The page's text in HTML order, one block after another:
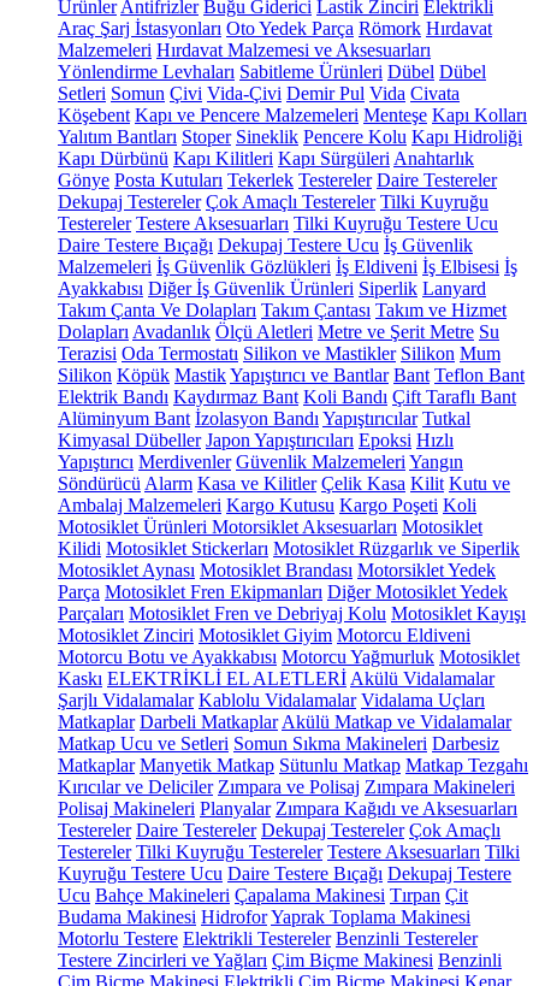
Ürünler Antifrizler Buğu Giderici Lastik Zinciri Elektrikli
Araç Şarj İstasyonları Oto Yedek Parça Römork Hırdavat
Malzemeleri Hırdavat Malzemesi ve Aksesuarları
Yönlendirme Levhaları Sabitleme Ürünleri Dübel Dübel
Setleri Somun Çivi Vida-Çivi Demir Pul Vida Civata
Köşebent Kapı ve Pencere Malzemeleri Menteşe Kapı Kolları
Yalıtım Bantları Stoper Sineklik Pencere Kolu Kapı Hidroliği
Kapı Dürbünü Kapı Kilitleri Kapı Sürgüleri Anahtarlık
Gönye Posta Kutuları Tekerlek Testereler Daire Testereler
Dekupaj Testereler Çok Amaçlı Testereler Tilki Kuyruğu
Testereler Testere Aksesuarları Tilki Kuyruğu Testere Ucu
Daire Testere Bıçağı Dekupaj Testere Ucu İş Güvenlik
Malzemeleri İş Güvenlik Gözlükleri İş Eldiveni İş Elbisesi İş
Ayakkabısı Diğer İş Güvenlik Ürünleri Siperlik Lanyard
Takım Çanta Ve Dolapları Takım Çantası Takım ve Hizmet
Dolapları Avadanlık Ölçü Aletleri Metre ve Şerit Metre Su
Terazisi Oda Termostatı Silikon ve Mastikler Silikon Mum
Silikon Köpük MastikYapıştırıcı ve Bantlar Bant Teflon Bant
Elektrik Bandı Kaydırmaz Bant Koli Bandı Çift Taraflı Bant
Alüminyum Bant İzolasyon Bandı Yapıştırıcılar Tutkal
Kimyasal Dübeller Japon Yapıştırıcıları Epoksi Hızlı
Yapıştırıcı Merdivenler Güvenlik Malzemeleri Yangın
Söndürücü Alarm Kasa ve Kilitler Çelik Kasa Kilit Kutu ve
Ambalaj Malzemeleri Kargo Kutusu Kargo Poşeti Koli
Motosiklet Ürünleri Motorsiklet Aksesuarları Motosiklet
Kilidi Motosiklet Stickerları Motosiklet Rüzgarlık ve Siperlik
Motosiklet Aynası Motosiklet Brandası Motorsiklet Yedek
Parça Motosiklet Fren Ekipmanları Diğer Motosiklet Yedek
Parçaları Motosiklet Fren ve Debriyaj Kolu Motosiklet Kayışı
Motosiklet Zinciri Motosiklet Giyim Motorcu Eldiveni
Motorcu Botu ve Ayakkabısı Motorcu Yağmurluk Motosiklet
Kaskı ELEKTRİKLİ EL ALETLERİ Akülü Vidalamalar
Şarjlı Vidalamalar Kablolu Vidalamalar Vidalama Uçları
Matkaplar Darbeli Matkaplar Akülü Matkap ve Vidalamalar
Matkap Ucu ve Setleri Somun Sıkma Makineleri Darbesiz
Matkaplar Manyetik Matkap Sütunlu Matkap Matkap Tezgahı
Kırıcılar ve Deliciler Zımpara ve Polisaj Zımpara Makineleri
Polisaj Makineleri Planyalar Zımpara Kağıdı ve Aksesuarları
Testereler Daire Testereler Dekupaj Testereler Çok Amaçlı
Testereler Tilki Kuyruğu Testereler Testere Aksesuarları Tilki
Kuyruğu Testere Ucu Daire Testere Bıçağı Dekupaj Testere
Ucu Bahçe Makineleri Çapalama Makinesi Tırpan Çit
Budama Makinesi HidroforYaprak Toplama Makinesi
Motorlu Testere Elektrikli Testereler Benzinli Testereler
Testere Zincirleri ve Yağları Çim Biçme Makinesi Benzinli
Çim Biçme Makinesi Elektrikli Çim Biçme Makinesi Kenar